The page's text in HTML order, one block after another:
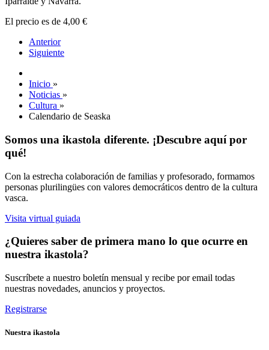
El precio es de 4,00 €
Anterior
Siguiente
Inicio »
Noticias »
Cultura »
Calendario de Seaska
Somos una ikastola diferente. ¡Descubre aquí por
qué!
Con la estrecha colaboración de familias y profesorado, formamos
personas plurilingües con valores democráticos dentro de la cultura
vasca.
Visita virtual guiada
¿Quieres saber de primera mano lo que ocurre en
nuestra ikastola?
Suscríbete a nuestro boletín mensual y recibe por email todas
nuestras novedades, anuncios y proyectos.
Registrarse
Nuestra ikastola